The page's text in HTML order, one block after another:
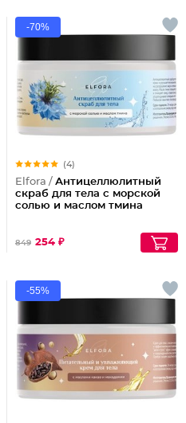
-70%
(4)
Elfora / Антицеллюлитный
скраб для тела с морской
солью и маслом тмина
849 254 ₽
-55%